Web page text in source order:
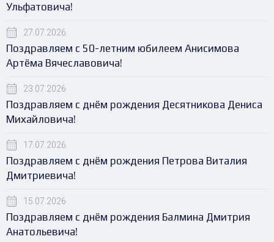
Ульфатовича!
27.07.2026
Поздравляем с 50-летним юбилеем Анисимова
Артёма Вячеславовича!
23.07.2026
Поздравляем с днём рождения Десятникова Дениса
Михайловича!
17.07.2026
Поздравляем с днём рождения Петрова Виталия
Дмитриевича!
15.07.2026
Поздравляем с днём рождения Балмина Дмитрия
Анатольевича!